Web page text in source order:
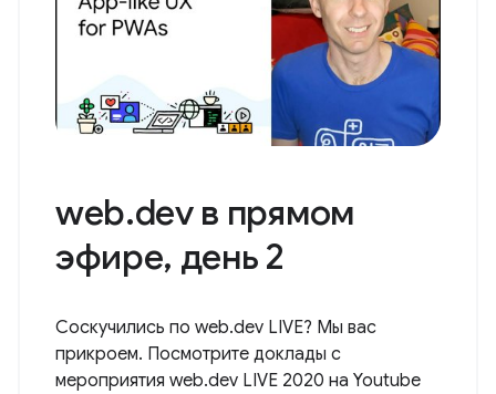
web.dev в прямом
эфире, день 2
Соскучились по web.dev LIVE? Мы вас
прикроем. Посмотрите доклады с
мероприятия web.dev LIVE 2020 на Youtube